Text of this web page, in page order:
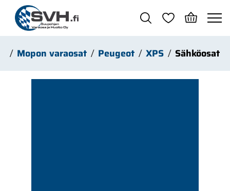
Siirry pääsisältöön
Mopon varaosat Peugeot XPS Sähköosat